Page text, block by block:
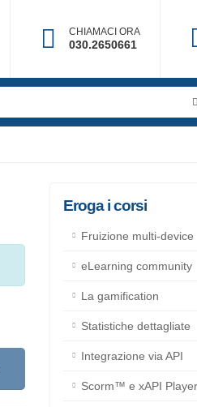
CHIAMACI ORA
030.2650661
Eroga i corsi
Fruizione multi-device
eLearning community
La gamification
Statistiche dettagliate
Integrazione via API
Scorm™ e xAPI Player